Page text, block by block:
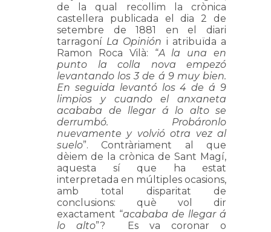
de la qual recollim la crònica
castellera publicada el dia 2 de
setembre de 1881 en el diari
tarragoní La Opinión i atribuïda a
Ramon Roca Vilà: “A la una en
punto la colla nova empezó
levantando los 3 de á 9 muy bien.
En seguida levantó los 4 de á 9
limpios y cuando el anxaneta
acababa de llegar á lo alto se
derrumbó. Probáronlo
nuevamente y volvió otra vez al
suelo”. Contràriament al que
dèiem de la crònica de Sant Magí,
aquesta sí que ha estat
interpretada en múltiples ocasions,
amb total disparitat de
conclusions: què vol dir
exactament “acababa de llegar á
lo alto”? Es va coronar o